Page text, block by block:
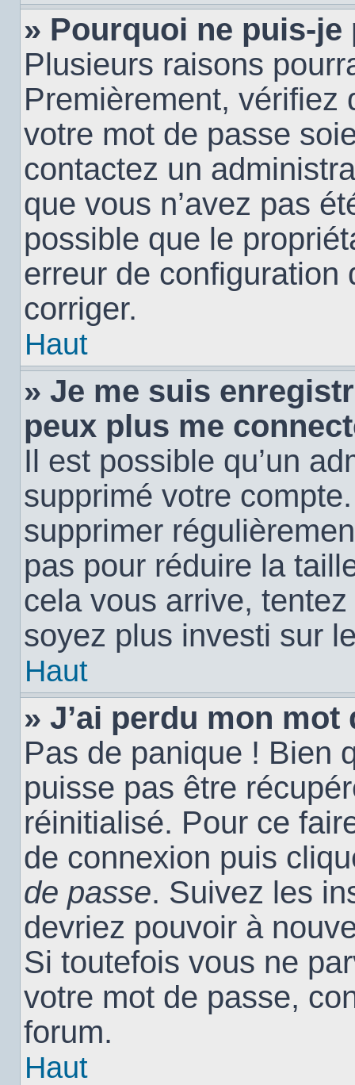
» Pourquoi ne puis-
Plusieurs raisons
Premièrement, vérifiez
votre mot de passe
contactez un
que vous n’avez pas
possible que le
erreur de configuration
corriger.
Haut
» Je me suis
peux plus me
Il est possible qu’un
supprimé votre
supprimer
pas pour réduire la
cela vous arrive,
soyez plus investi sur
Haut
» J’ai perdu mon mot
Pas de panique ! Bien
puisse pas être
réinitialisé. Pour ce
de connexion puis
de passe. Suivez les
devriez pouvoir à
Si toutefois vous ne
votre mot de passe,
forum.
Haut